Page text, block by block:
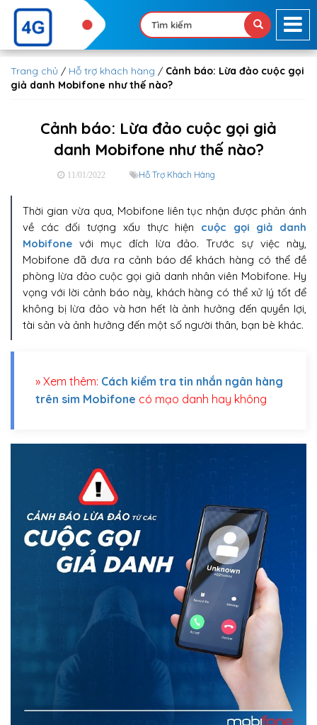
Trang chủ / Hỗ trợ khách hàng / Cảnh báo: Lừa đảo cuộc gọi
giả danh Mobifone như thế nào?
Cảnh báo: Lừa đảo cuộc gọi giả
danh Mobifone như thế nào?
11/01/2022 Hỗ Trợ Khách Hàng
Thời gian vừa qua, Mobifone liên tục nhận được phản ánh
về các đối tượng xấu thực hiện cuộc gọi giả danh
Mobifone với mục đích lừa đảo. Trước sự việc này,
Mobifone đã đưa ra cảnh báo để khách hàng có thể đề
phòng lừa đảo cuộc gọi giả danh nhân viên Mobifone. Hy
vọng với lời cảnh báo này, khách hàng có thể xử lý tốt để
không bị lừa đảo và hơn hết là ảnh hưởng đến quyền lợi,
tài sản và ảnh hưởng đến một số người thân, bạn bè khác.
» Xem thêm: Cách kiểm tra tin nhắn ngân hàng
trên sim Mobifone có mạo danh hay không